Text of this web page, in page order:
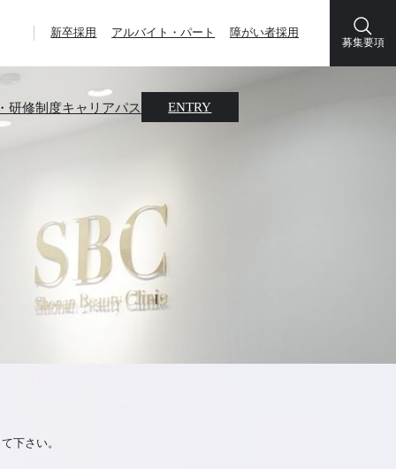
新卒採用 アルバイト・パート 障がい者採用
募集要項
研修制度キャリアパス ENTRY
下さい。